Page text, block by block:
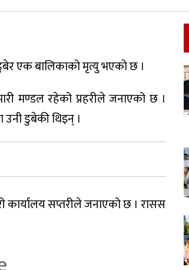
एक बालिकाको मृत्यु भएको छ ।
मण्डल रहेको प्रहरीले जनाएको छ ।
डुबेकी थिइन् ।
कार्यालय सप्तरीले जनाएको छ । रासस